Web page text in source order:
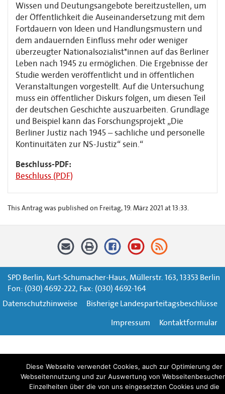
Wissen und Deutungsangebote bereitzustellen, um
der Öffentlichkeit die Auseinandersetzung mit dem
Fortdauern von Ideen und Handlungsmustern und
dem andauernden Einfluss mehr oder weniger
überzeugter Nationalsozialist*innen auf das Berliner
Leben nach 1945 zu ermöglichen. Die Ergebnisse der
Studie werden veröffentlicht und in öffentlichen
Veranstaltungen vorgestellt. Auf die Untersuchung
muss ein öffentlicher Diskurs folgen, um diesen Teil
der deutschen Geschichte auszuarbeiten. Grundlage
und Beispiel kann das Forschungsprojekt „Die
Berliner Justiz nach 1945 – sachliche und personelle
Kontinuitäten zur NS-Justiz“ sein.“
Beschluss-PDF:
Beschluss (PDF)
This Antrag was published on Freitag, 19. März 2021 at 13:33.
SPD Berlin, Kurt-Schumacher-Haus, Müllerstr. 163, 13353 Berlin
Fon: (030) 4692-222, Fax: (030) 4692-164
Datenschutzhinweise
Bisherige Landesparteitagsbeschlüsse
Impressum
Kontaktformular
Diese Webseite verwendet Cookies, auch zur Optimierung der
Webseitennutzung und zur Auswertung von
Einzelheiten über die von uns eingesetzten Cookies und die